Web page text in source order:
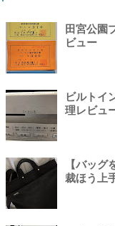
田宮公園
ビュー
ビルトイ
理レビュ
【バッグ
裁ほう上